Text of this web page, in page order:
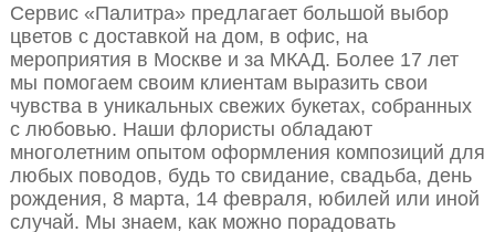
Сервис «Палитра» предлагает большой выбор
цветов с доставкой на дом, в офис, на
мероприятия в Москве и за МКАД. Более 17 лет
мы помогаем своим клиентам выразить свои
чувства в уникальных свежих букетах, собранных
с любовью. Наши флористы обладают
многолетним опытом оформления композиций для
любых поводов, будь то свидание, свадьба, день
рождения, 8 марта, 14 февраля, юбилей или иной
случай. Мы знаем, как можно порадовать